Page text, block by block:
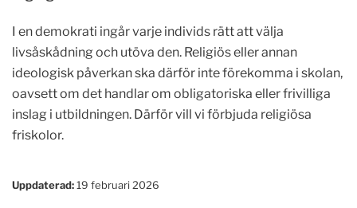
I en demokrati ingår varje individs rätt att välja
livsåskådning och utöva den. Religiös eller annan
ideologisk påverkan ska därför inte förekomma i skolan,
oavsett om det handlar om obligatoriska eller frivilliga
inslag i utbildningen. Därför vill vi förbjuda religiösa
friskolor.
Uppdaterad:19 februari 2026